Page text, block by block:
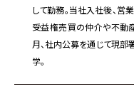
して勤務。当社入社後、営
受益権売買の仲介や不動
月、社内公募を通じて現部
学。